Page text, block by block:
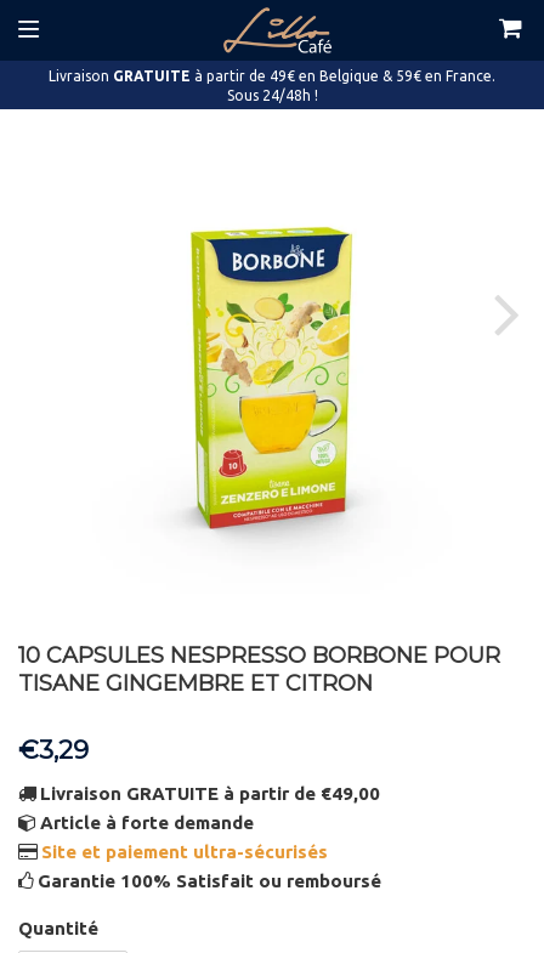
Livraison GRATUITE à partir de 49€ en Belgique & 59€ en France.
Sous 24/48h !
10 CAPSULES NESPRESSO BORBONE POUR
TISANE GINGEMBRE ET CITRON
€3,29
Livraison GRATUITE à partir de €49,00
Article à forte demande
Site et paiement ultra-sécurisés
Garantie 100% Satisfait ou remboursé
Quantité